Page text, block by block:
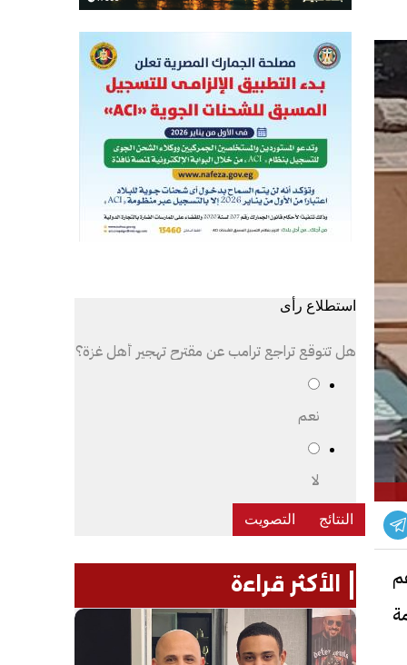
استطلاع رأى
هل تتوقع تراجع ترامب عن مقترح تهجير أهل غزة؟
نعم
لا
الأكثر قراءة